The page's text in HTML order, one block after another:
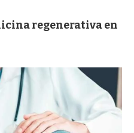
regenerativa en